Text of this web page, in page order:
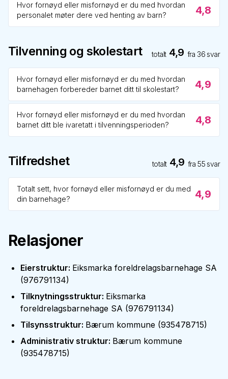
Hvor fornøyd eller misfornøyd er du med hvordan
personalet møter dere ved henting av barn?
4,8
Tilvenning og skolestart totalt 4,9 fra 36 svar
Hvor fornøyd eller misfornøyd er du med hvordan
barnehagen forbereder barnet ditt til skolestart?
4,9
Hvor fornøyd eller misfornøyd er du med hvordan
barnet ditt ble ivaretatt i tilvenningsperioden?
4,8
Tilfredshet totalt 4,9 fra55 svar
Totalt sett, hvor fornøyd eller misfornøyd er du med
din barnehage?
4,9
Relasjoner
Eierstruktur: Eiksmarka foreldrelagsbarnehage SA
(976791134)
Tilknytningsstruktur: Eiksmarka
foreldrelagsbarnehage SA (976791134)
Tilsynsstruktur: Bærum kommune (935478715)
Administrativ struktur: Bærum kommune
(935478715)